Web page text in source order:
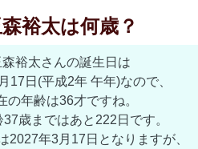
裕太は何歳？
森裕太さんの誕生日は
17日(平成2年 午年)なので、
の年齢は36才ですね。
歳まではあと222日です。
2027年3月17日となりますが、